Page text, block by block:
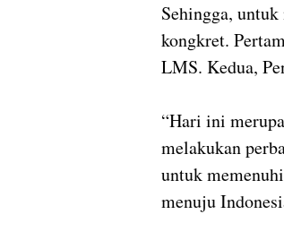
Sehingga,
kongkret.
LMS. Kedua,
“Hari ini
melakukan
untuk
menuju